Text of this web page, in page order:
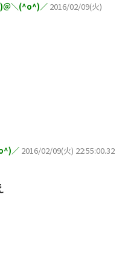
)＠＼(^o^)／ 2016/02/09(火)
／ 2016/02/09(火) 22:55:00.32